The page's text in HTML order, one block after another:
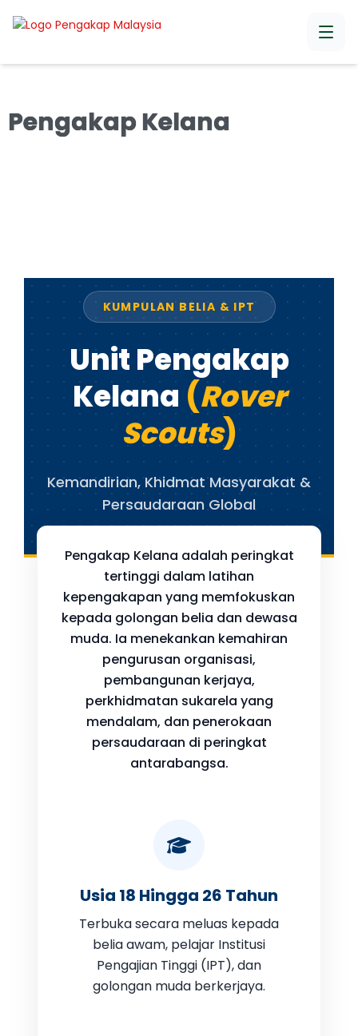
Pengakap Kelana
KUMPULAN BELIA & IPT
Unit Pengakap
Kelana (Rover
Scouts)
Kemandirian, Khidmat Masyarakat &
Persaudaraan Global
Pengakap Kelana adalah peringkat
tertinggi dalam latihan
kepengakapan yang memfokuskan
kepada golongan belia dan dewasa
muda. Ia menekankan kemahiran
pengurusan organisasi,
pembangunan kerjaya,
perkhidmatan sukarela yang
mendalam, dan penerokaan
persaudaraan di peringkat
antarabangsa.
Usia 18 Hingga 26 Tahun
Terbuka secara meluas kepada
belia awam, pelajar Institusi
Pengajian Tinggi (IPT), dan
golongan muda berkerjaya.